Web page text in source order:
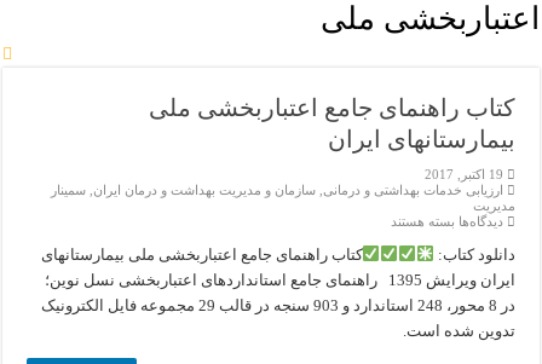
اعتباربخشی ملی
کتاب راهنمای جامع اعتباربخشی ملی
بیمارستانهای ایران
19 اکتبر, 2017
ارزیابی خدمات بهداشتی و درمانی ,سازمان و مدیریت بهداشت و درمان ایران ,سمینار
مدیریت
دیدگاه‌ها برای
راهنمای
جامع
اعتباربخشی
ملی
بیمارستانهای
ایران
بسته هستند
دانلود کتاب:
کتاب راهنمای جامع اعتباربخشی ملی بیمارستانهای
ایران ویرایش 1395 راهنمای جامع استانداردهای اعتباربخشی نسل نوین؛
در 8 محور، 248 استاندارد و 903 سنجه در قالب 29 مجموعه فایل الکترونیک
تدوین شده است.